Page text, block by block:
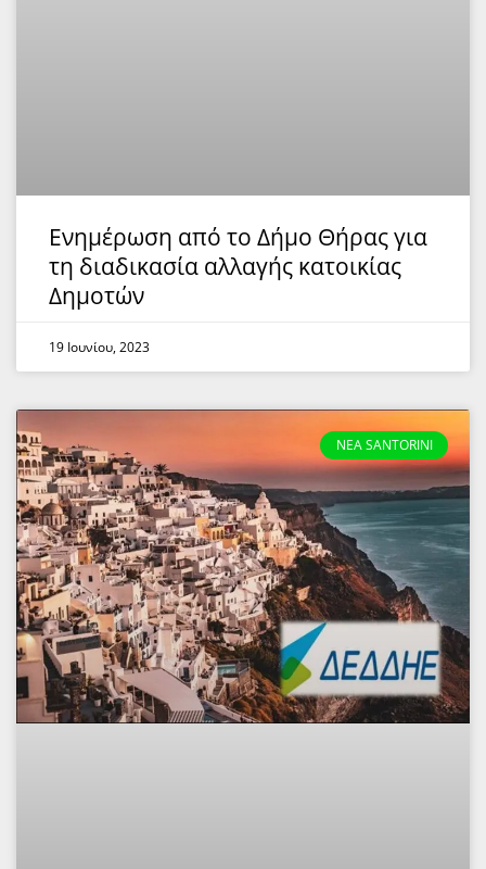
Ενημέρωση από το Δήμο Θήρας για
τη διαδικασία αλλαγής κατοικίας
Δημοτών
19 Ιουνίου, 2023
NEA SANTORINI